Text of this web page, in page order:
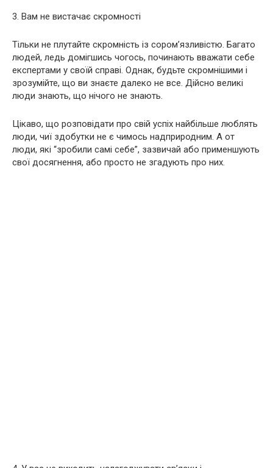
3. Вам не вистачає скромності
Тільки не плутайте скромність із сором’язливістю. Багато
людей, ледь домігшись чогось, починають вважати себе
експертами у своїй справі. Однак, будьте скромнішими і
зрозумійте, що ви знаєте далеко не все. Дійсно великі
люди знають, що нічого не знають.
Цікаво, що розповідати про свій успіх найбільше люблять
люди, чиї здобутки не є чимось надприродним. А от
люди, які “зробили самі себе”, зазвичай або применшують
свої досягнення, або просто не згадують про них.